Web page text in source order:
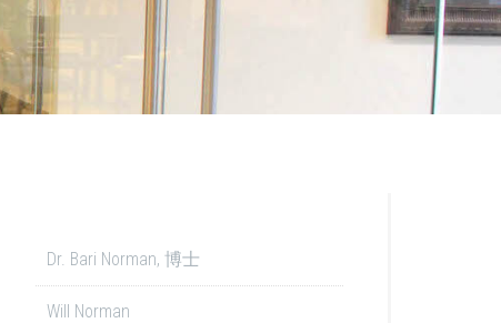
Dr. Bari Norman, 博士
Will Norman